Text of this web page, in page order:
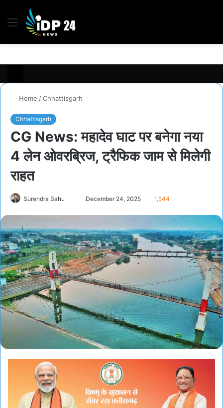
Menu
Home /Chhattisgarh
Chhattisgarh
CG News: महादेव घाट पर बनेगा नया
4 लेन ओवरब्रिज, ट्रैफिक जाम से मिलेगी
राहत
Surendra Sahu December 24, 2025 1,544